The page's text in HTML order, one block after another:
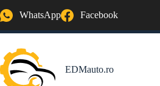
la
WhatsApp Facebook
EDMauto.ro